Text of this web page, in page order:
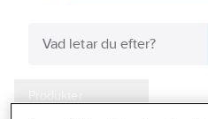
Produkter